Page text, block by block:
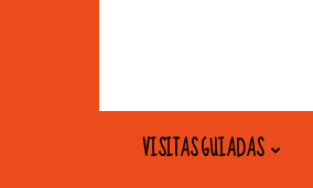
VISITAS GUIADAS